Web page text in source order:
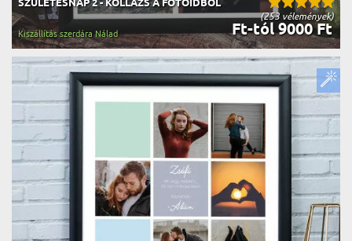
(253 vélemények)
SZÜLETÉSNAP 2 - KOLLÁZS A FOTÓIDBÓL
Ft-tól 9000 Ft
Kiszállítás szerdára Nálad